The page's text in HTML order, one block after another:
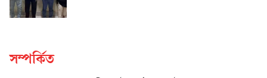
সম্পর্কিত